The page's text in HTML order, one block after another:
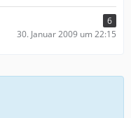
6
30. Januar 2009 um 22:15